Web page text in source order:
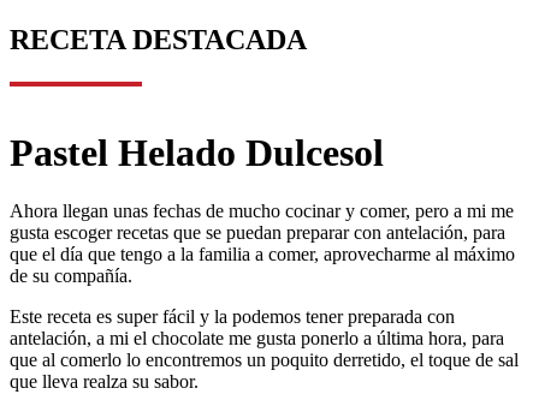
RECETA DESTACADA
Pastel Helado Dulcesol
Ahora llegan unas fechas de mucho cocinar y comer, pero a mi me
gusta escoger recetas que se puedan preparar con antelación, para
que el día que tengo a la familia a comer, aprovecharme al máximo
de su compañía.
Este receta es super fácil y la podemos tener preparada con
antelación, a mi el chocolate me gusta ponerlo a última hora, para
que al comerlo lo encontremos un poquito derretido, el toque de sal
que lleva realza su sabor.